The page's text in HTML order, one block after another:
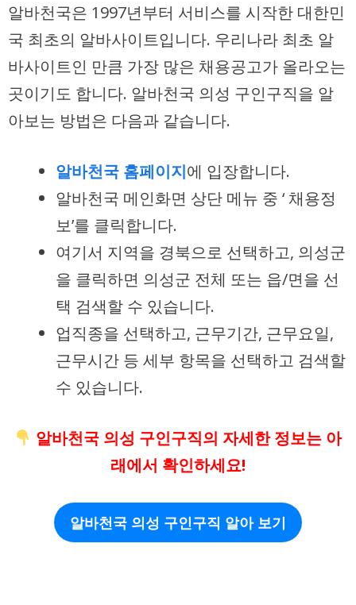
알바천국은 1997년부터 서비스를 시작한 대한민
국 최초의 알바사이트입니다. 우리나라 최초 알
바사이트인 만큼 가장 많은 채용공고가 올라오는
곳이기도 합니다. 알바천국 의성 구인구직을 알
아보는 방법은 다음과 같습니다.
알바천국 홈페이지에 입장합니다.
알바천국 메인화면 상단 메뉴 중 ‘ 채용정
보’를 클릭합니다.
여기서 지역을 경북으로 선택하고, 의성군
을 클릭하면 의성군 전체 또는 읍/면을 선
택 검색할 수 있습니다.
업직종을 선택하고, 근무기간, 근무요일,
근무시간 등 세부 항목을 선택하고 검색할
수 있습니다.
알바천국 의성 구인구직의 자세한 정보는 아
래에서 확인하세요!
알바천국 의성 구인구직 알아 보기